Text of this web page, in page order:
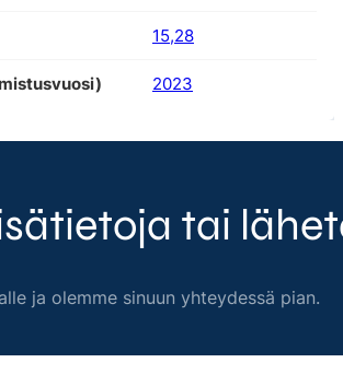
15,28
2023
tai
ja olemme sinuun yhteydessä pian.